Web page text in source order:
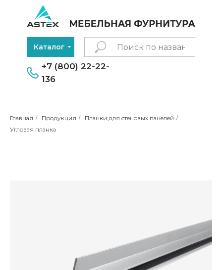
+7 (800) 22-22-
136
Каталог
Главная / Продукция / Планки для стеновых панелей /
Угловая планка